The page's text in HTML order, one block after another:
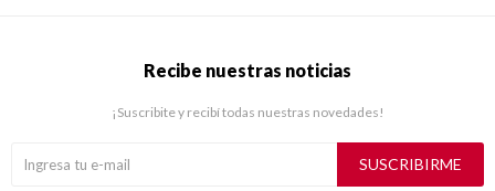
Recibe nuestras noticias
¡Suscribite y recibí todas nuestras novedades!
SUSCRIBIRME